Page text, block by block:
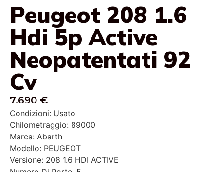
Peugeot 208 1.6
Hdi 5p Active
Neopatentati 92
Cv
7.690 €
Condizioni: Usato
Chilometraggio: 89000
Marca: Abarth
Modello: PEUGEOT
Versione: 208 1.6 HDI ACTIVE